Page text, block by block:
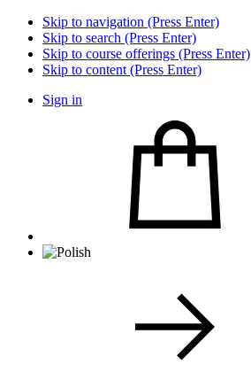
Skip to navigation (Press Enter)
Skip to search (Press Enter)
Skip to course offerings (Press Enter)
Skip to content (Press Enter)
Sign in